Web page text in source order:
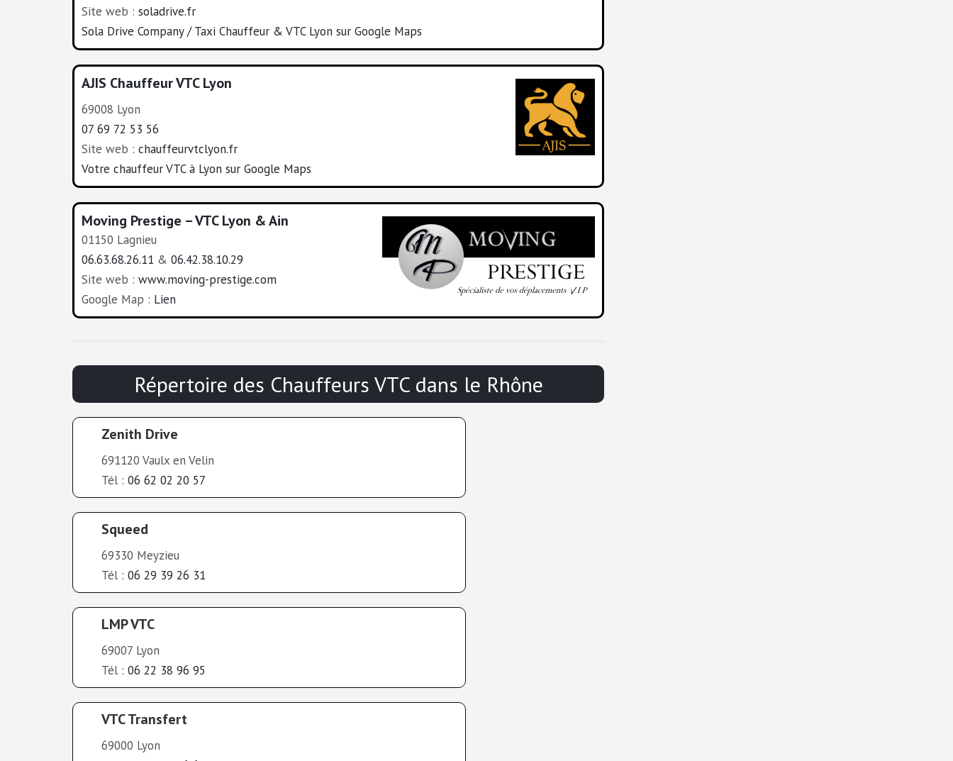
Site web : soladrive.fr
Sola Drive Company / Taxi Chauffeur & VTC Lyon sur Google Maps
AJIS Chauffeur VTC Lyon
69008 Lyon
07 69 72 53 56
Site web : chauffeurvtclyon.fr
Votre chauffeur VTC à Lyon sur Google Maps
Moving Prestige – VTC Lyon & Ain
01150 Lagnieu
06.63.68.26.11 & 06.42.38.10.29
Site web : www.moving-prestige.com
Google Map : Lien
Répertoire des Chauffeurs VTC dans le Rhône
Zenith Drive
691120 Vaulx en Velin
Tél : 06 62 02 20 57
Squeed
69330 Meyzieu
Tél : 06 29 39 26 31
LMP VTC
69007 Lyon
Tél : 06 22 38 96 95
VTC Transfert
69000 Lyon